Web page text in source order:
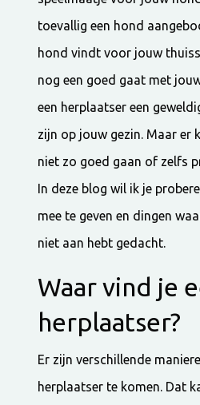
toevallig een hond
hond vindt voor jouw
nog een goed gaat met
een herplaatser een
zijn op jouw gezin. Maar er
niet zo goed gaan of zelfs
In deze blog wil ik je
mee te geven en dingen
niet aan hebt gedacht.
Waar vind je
herplaatser?
Er zijn verschillende
herplaatser te komen. Dat